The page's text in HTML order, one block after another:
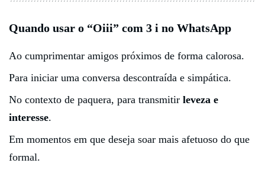
Quando usar o “Oiii” com 3 i no WhatsApp
Ao cumprimentar amigos próximos de forma calorosa.
Para iniciar uma conversa descontraída e simpática.
No contexto de paquera, para transmitir leveza e
interesse.
Em momentos em que deseja soar mais afetuoso do que
formal.